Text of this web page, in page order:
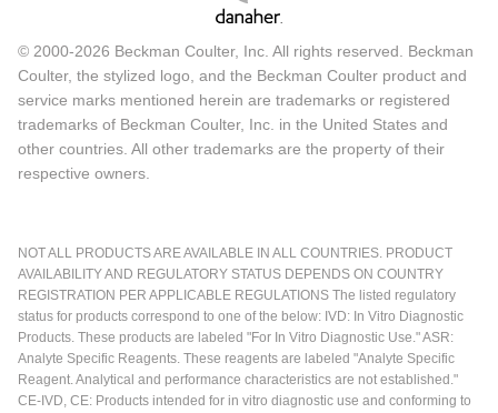
© 2000-2026 Beckman Coulter, Inc. All rights reserved. Beckman
Coulter, the stylized logo, and the Beckman Coulter product and
service marks mentioned herein are trademarks or registered
trademarks of Beckman Coulter, Inc. in the United States and
other countries. All other trademarks are the property of their
respective owners.
NOT ALL PRODUCTS ARE AVAILABLE IN ALL COUNTRIES. PRODUCT
AVAILABILITY AND REGULATORY STATUS DEPENDS ON COUNTRY
REGISTRATION PER APPLICABLE REGULATIONS The listed regulatory
status for products correspond to one of the below: IVD: In Vitro Diagnostic
Products. These products are labeled "For In Vitro Diagnostic Use." ASR:
Analyte Specific Reagents. These reagents are labeled "Analyte Specific
Reagent. Analytical and performance characteristics are not established."
CE-IVD, CE: Products intended for in vitro diagnostic use and conforming to